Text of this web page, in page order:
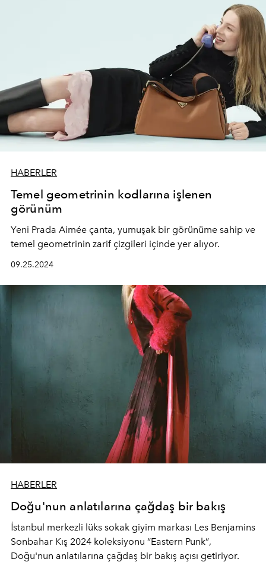
HABERLER
Temel geometrinin kodlarına işlenen
görünüm
Yeni Prada Aimée çanta, yumuşak bir görünüme sahip ve
temel geometrinin zarif çizgileri içinde yer alıyor.
09.25.2024
HABERLER
Doğu'nun anlatılarına çağdaş bir bakış
İstanbul merkezli lüks sokak giyim markası Les Benjamins
Sonbahar Kış 2024 koleksiyonu “Eastern Punk”,
Doğu'nun anlatılarına çağdaş bir bakış açısı getiriyor.